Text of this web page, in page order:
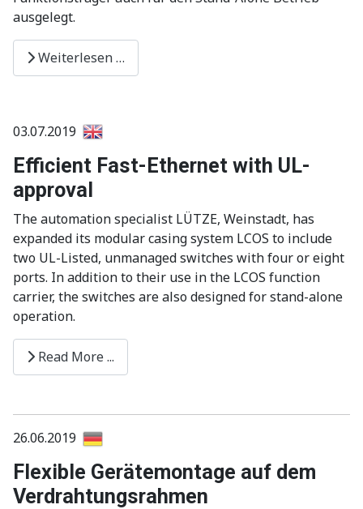
ausgelegt.
Weiterlesen …
03.07.2019
Efficient Fast-Ethernet with UL-
approval
The automation specialist LÜTZE, Weinstadt, has
expanded its modular casing system LCOS to include
two UL-Listed, unmanaged switches with four or eight
ports. In addition to their use in the LCOS function
carrier, the switches are also designed for stand-alone
operation.
Read More ...
26.06.2019
Flexible Gerätemontage auf dem
Verdrahtungsrahmen